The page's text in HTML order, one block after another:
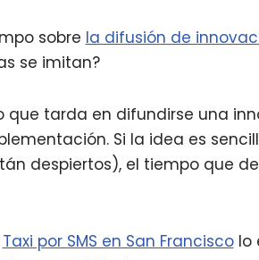
sobre la difusión de
se imitan?
que tarda en difundirse una
Si la idea es
despiertos), el tiempo que
Taxi por SMS en San Franciscolo